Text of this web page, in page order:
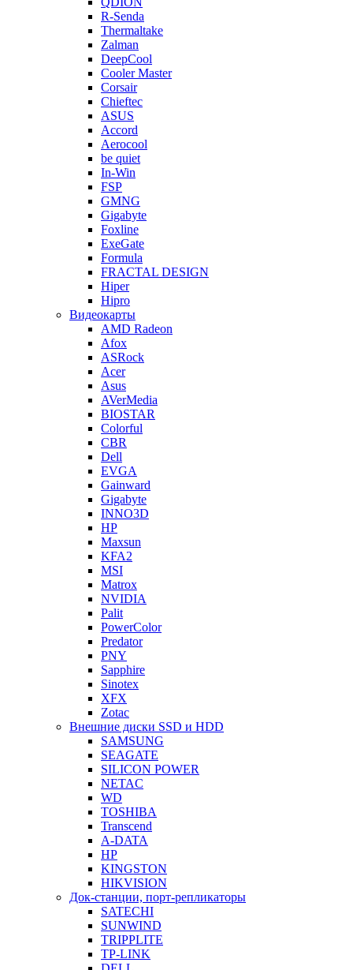
R-Senda
Thermaltake
Zalman
DeepCool
Cooler Master
Corsair
Chieftec
ASUS
Accord
Aerocool
be quiet
In-Win
FSP
GMNG
Gigabyte
Foxline
ExeGate
Formula
FRACTAL DESIGN
Hiper
Hipro
Видеокарты
AMD Radeon
Afox
ASRock
Acer
Asus
AVerMedia
BIOSTAR
Colorful
CBR
Dell
EVGA
Gainward
Gigabyte
INNO3D
HP
Maxsun
KFA2
MSI
Matrox
NVIDIA
Palit
PowerColor
Predator
PNY
Sapphire
Sinotex
XFX
Zotac
Внешние диски SSD и HDD
SAMSUNG
SEAGATE
SILICON POWER
NETAC
WD
TOSHIBA
Transcend
A-DATA
HP
KINGSTON
HIKVISION
Док-станции, порт-репликаторы
SATECHI
SUNWIND
TRIPPLITE
TP-LINK